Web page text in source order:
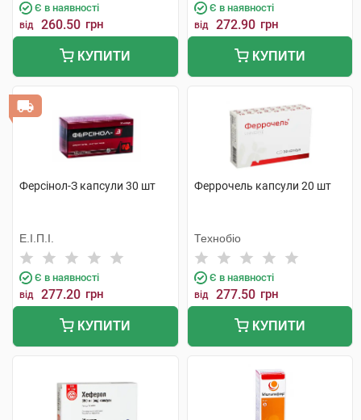
Є в наявності
від 260.50 грн
КУПИТИ
Є в наявності
від 272.90 грн
КУПИТИ
Ферсінол-З капсули 30 шт
Е.І.П.І.
Є в наявності
від 277.20 грн
КУПИТИ
Феррочель капсули 20 шт
Технобіо
Є в наявності
від 277.50 грн
КУПИТИ